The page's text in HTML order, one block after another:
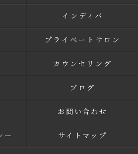
インディバ
プライベートサロン
カウンセリング
ブログ
お問い合わせ
ー サイトマップ